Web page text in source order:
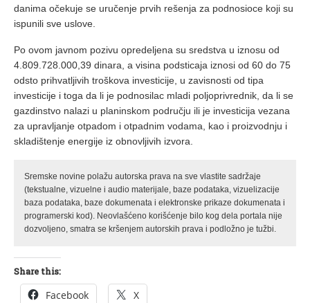
danima očekuje se uručenje prvih rešenja za podnosioce koji su
ispunili sve uslove.
Po ovom javnom pozivu opredeljena su sredstva u iznosu od
4.809.728.000,39 dinara, a visina podsticaja iznosi od 60 do 75
odsto prihvatljivih troškova investicije, u zavisnosti od tipa
investicije i toga da li je podnosilac mladi poljoprivrednik, da li se
gazdinstvo nalazi u planinskom području ili je investicija vezana
za upravljanje otpadom i otpadnim vodama, kao i proizvodnju i
skladištenje energije iz obnovljivih izvora.
Sremske novine polažu autorska prava na sve vlastite sadržaje
(tekstualne, vizuelne i audio materijale, baze podataka, vizuelizacije
baza podataka, baze dokumenata i elektronske prikaze dokumenata i
programerski kod). Neovlašćeno korišćenje bilo kog dela portala nije
dozvoljeno, smatra se kršenjem autorskih prava i podložno je tužbi.
Share this:
Facebook X